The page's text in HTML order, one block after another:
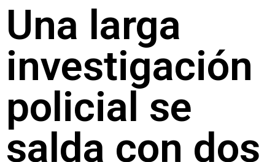
Una larga
investigación
policial se
salda con dos